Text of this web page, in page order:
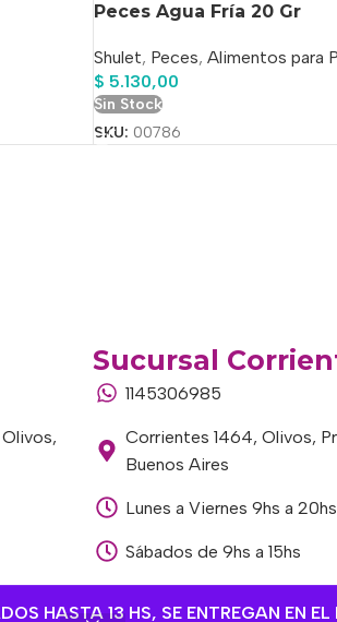
HASTA 13 HS, SE ENTREGAN EN
Peces Agua Fría 20 Gr
Shulet, Peces, Alimentos para
$ 5.130,00
Sin Stock
SKU: 00786
Sucursal
1145306985
Corrientes 1464, Olivos,
Buenos Aires
Lunes a Viernes 9hs a 20hs
Sábados de 9hs a 15hs